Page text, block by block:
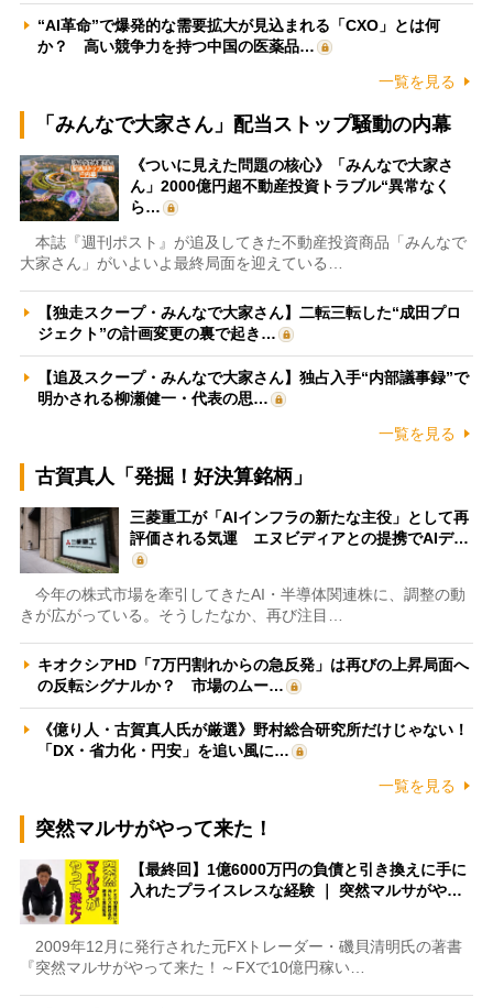
“AI革命”で爆発的な需要拡大が見込まれる「CXO」とは何
か？ 高い競争力を持つ中国の医薬品…
一覧を見る
「みんなで大家さん」配当ストップ騒動の内幕
《ついに見えた問題の核心》「みんなで大家さ
ん」2000億円超不動産投資トラブル“異常なく
ら…
本誌『週刊ポスト』が追及してきた不動産投資商品「みんなで
大家さん」がいよいよ最終局面を迎えている…
【独走スクープ・みんなで大家さん】二転三転した“成田プロ
ジェクト”の計画変更の裏で起き…
【追及スクープ・みんなで大家さん】独占入手“内部議事録”で
明かされる柳瀬健一・代表の思…
一覧を見る
古賀真人「発掘！好決算銘柄」
三菱重工が「AIインフラの新たな主役」として再
評価される気運 エヌビディアとの提携でAIデ…
今年の株式市場を牽引してきたAI・半導体関連株に、調整の動
きが広がっている。そうしたなか、再び注目…
キオクシアHD「7万円割れからの急反発」は再びの上昇局面へ
の反転シグナルか？ 市場のムー…
《億り人・古賀真人氏が厳選》野村総合研究所だけじゃない！
「DX・省力化・円安」を追い風に…
一覧を見る
突然マルサがやって来た！
【最終回】1億6000万円の負債と引き換えに手に
入れたプライスレスな経験 ｜ 突然マルサがや…
2009年12月に発行された元FXトレーダー・磯貝清明氏の著書
『突然マルサがやって来た！～FXで10億円稼い…